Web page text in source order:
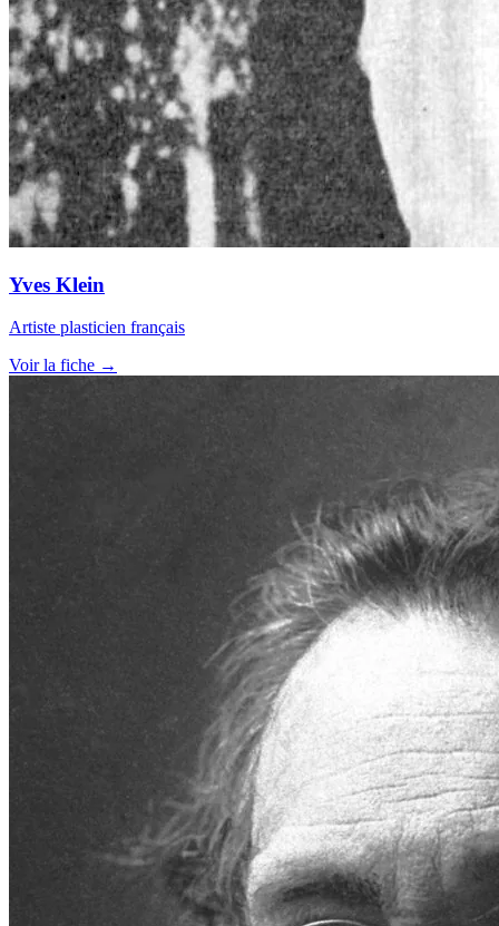
Yves Klein
Artiste plasticien français
Voir la fiche →